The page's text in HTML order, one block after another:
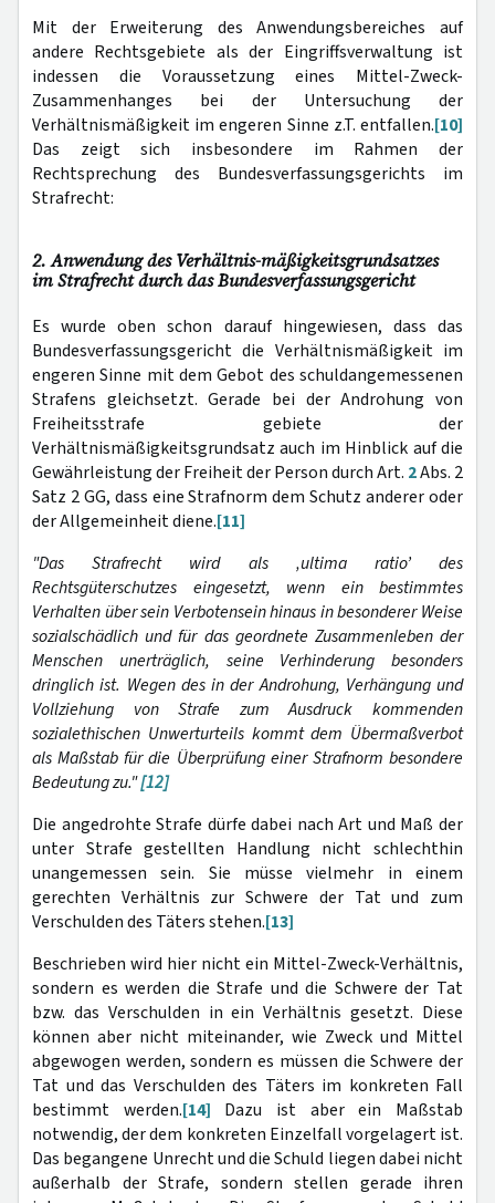
Mit der Erweiterung des Anwendungsbereiches auf
andere Rechtsgebiete als der Eingriffsverwaltung ist
indessen die Voraussetzung eines Mittel-Zweck-
Zusammenhanges bei der Untersuchung der
Verhältnismäßigkeit im engeren Sinne z.T. entfallen.[10]
Das zeigt sich insbesondere im Rahmen der
Rechtsprechung des Bundesverfassungsgerichts im
Strafrecht:
2. Anwendung des Verhältnis-mäßigkeitsgrundsatzes
im Strafrecht durch das Bundesverfassungsgericht
Es wurde oben schon darauf hingewiesen, dass das
Bundesverfassungsgericht die Verhältnismäßigkeit im
engeren Sinne mit dem Gebot des schuldangemessenen
Strafens gleichsetzt. Gerade bei der Androhung von
Freiheitsstrafe gebiete der
Verhältnismäßigkeitsgrundsatz auch im Hinblick auf die
Gewährleistung der Freiheit der Person durch Art. 2Abs. 2
Satz 2 GG, dass eine Strafnorm dem Schutz anderer oder
der Allgemeinheit diene.[11]
"Das Strafrecht wird als ‚ultima ratio’ des
Rechtsgüterschutzes eingesetzt, wenn ein bestimmtes
Verhalten über sein Verbotensein hinaus in besonderer Weise
sozialschädlich und für das geordnete Zusammenleben der
Menschen unerträglich, seine Verhinderung besonders
dringlich ist. Wegen des in der Androhung, Verhängung und
Vollziehung von Strafe zum Ausdruck kommenden
sozialethischen Unwerturteils kommt dem Übermaßverbot
als Maßstab für die Überprüfung einer Strafnorm besondere
Bedeutung zu."[12]
Die angedrohte Strafe dürfe dabei nach Art und Maß der
unter Strafe gestellten Handlung nicht schlechthin
unangemessen sein. Sie müsse vielmehr in einem
gerechten Verhältnis zur Schwere der Tat und zum
Verschulden des Täters stehen.[13]
Beschrieben wird hier nicht ein Mittel-Zweck-Verhältnis,
sondern es werden die Strafe und die Schwere der Tat
bzw. das Verschulden in ein Verhältnis gesetzt. Diese
können aber nicht miteinander, wie Zweck und Mittel
abgewogen werden, sondern es müssen die Schwere der
Tat und das Verschulden des Täters im konkreten Fall
bestimmt werden.[14] Dazu ist aber ein Maßstab
notwendig, der dem konkreten Einzelfall vorgelagert ist.
Das begangene Unrecht und die Schuld liegen dabei nicht
außerhalb der Strafe, sondern stellen gerade ihren